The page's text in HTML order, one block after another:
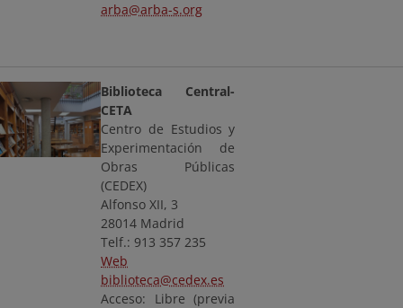
arba@arba-s.org
Biblioteca Central-
CETA
Centro de Estudios y
Experimentación de
Obras Públicas
(CEDEX)
Alfonso XII, 3
28014 Madrid
Telf.: 913 357 235
Web
biblioteca@cedex.es
Acceso: Libre (previa